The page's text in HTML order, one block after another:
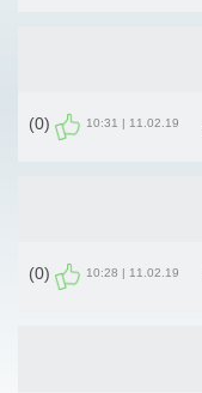
11.02.19 | 10:31
(0)
11.02.19 | 10:28
(0)